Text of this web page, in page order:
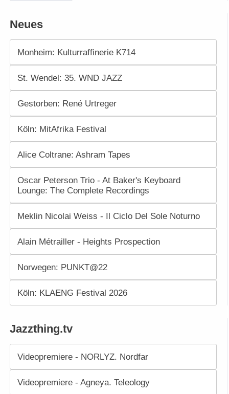
Neues
Monheim: Kulturraffinerie K714
St. Wendel: 35. WND JAZZ
Gestorben: René Urtreger
Köln: MitAfrika Festival
Alice Coltrane: Ashram Tapes
Oscar Peterson Trio - At Baker's Keyboard
Lounge: The Complete Recordings
Meklin Nicolai Weiss - Il Ciclo Del Sole Noturno
Alain Métrailler - Heights Prospection
Norwegen: PUNKT@22
Köln: KLAENG Festival 2026
Jazzthing.tv
Videopremiere - NORLYZ. Nordfar
Videopremiere - Agneya. Teleology